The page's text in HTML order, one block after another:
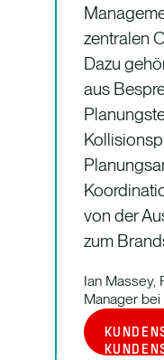
zentralen
Dazu
aus
von der
zum
Ian Massey,
Manager